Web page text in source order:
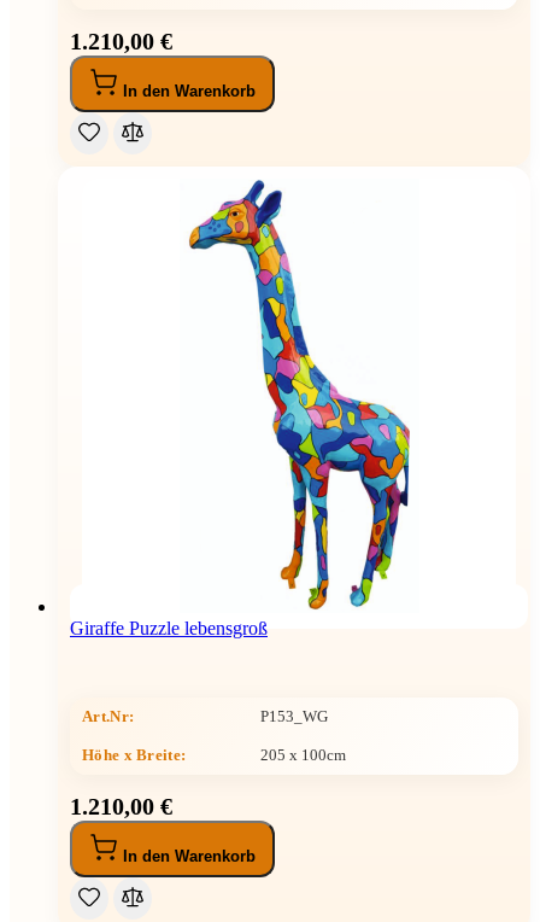
1.210,00 €
In den Warenkorb
Giraffe Puzzle lebensgroß
Art.Nr: P153_WG
Höhe x Breite: 205 x 100cm
1.210,00 €
In den Warenkorb